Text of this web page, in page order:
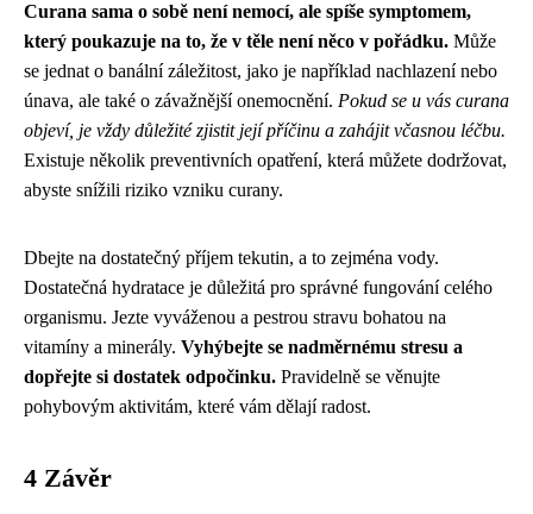
Curana sama o sobě není nemocí, ale spíše symptomem,
který poukazuje na to, že v těle není něco v pořádku. Může
se jednat o banální záležitost, jako je například nachlazení nebo
únava, ale také o závažnější onemocnění. Pokud se u vás curana
objeví, je vždy důležité zjistit její příčinu a zahájit včasnou léčbu.
Existuje několik preventivních opatření, která můžete dodržovat,
abyste snížili riziko vzniku curany.
Dbejte na dostatečný příjem tekutin, a to zejména vody.
Dostatečná hydratace je důležitá pro správné fungování celého
organismu. Jezte vyváženou a pestrou stravu bohatou na
vitamíny a minerály. Vyhýbejte se nadměrnému stresu a
dopřejte si dostatek odpočinku. Pravidelně se věnujte
pohybovým aktivitám, které vám dělají radost.
4 Závěr